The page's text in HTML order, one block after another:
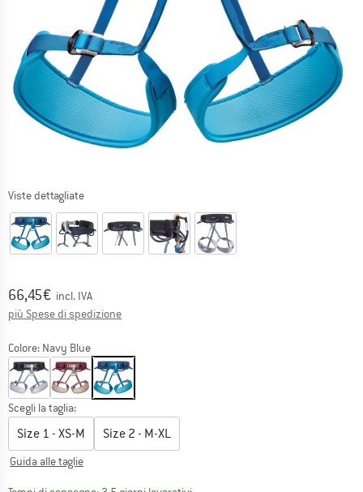
Viste dettagliate
Prezzo:
66,45€ incl. IVA
più Spese di spedizioneInformazioni sui costi di spedizione. Si apre in
Colore: Navy Blue
Scegli la taglia:
Size 1 - XS-M Size 2 - M-XL
Guida alle taglie